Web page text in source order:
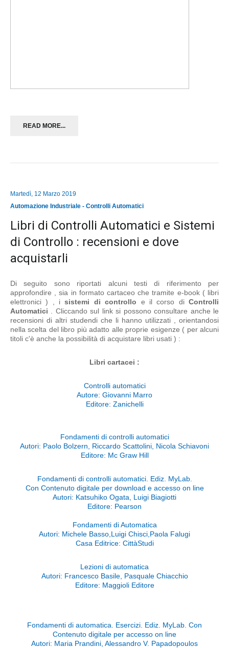
READ MORE...
Martedì, 12 Marzo 2019
Automazione Industriale - Controlli Automatici
Libri di Controlli Automatici e Sistemi
di Controllo : recensioni e dove
acquistarli
Di seguito sono riportati alcuni testi di riferimento per
approfondire , sia in formato cartaceo che tramite e-book ( libri
elettronici ) , isistemi di controllo e il corso diControlli
Automatici . Cliccando sul link si possono consultare anche le
recensioni di altri studendi che li hanno utilizzati , orientandosi
nella scelta del libro più adatto alle proprie esigenze ( per alcuni
titoli c'è anche la possibilità di acquistare libri usati ) :
Libri cartacei :
Controlli automatici
Autore: Giovanni Marro
Editore: Zanichelli
Fondamenti di controlli automatici
Autori: Paolo Bolzern, Riccardo Scattolini, Nicola Schiavoni
Editore: Mc Graw Hill
Fondamenti di controlli automatici. Ediz. MyLab.
Con Contenuto digitale per download e accesso on line
Autori: Katsuhiko Ogata, Luigi Biagiotti
Editore: Pearson
Fondamenti di Automatica
Autori: Michele Basso,Luigi Chisci,Paola Falugi
Casa Editrice: CittàStudi
Lezioni di automatica
Autori: Francesco Basile, Pasquale Chiacchio
Editore: Maggioli Editore
Fondamenti di automatica. Esercizi. Ediz. MyLab. Con
Contenuto digitale per accesso on line
Autori: Maria Prandini, Alessandro V. Papadopoulos